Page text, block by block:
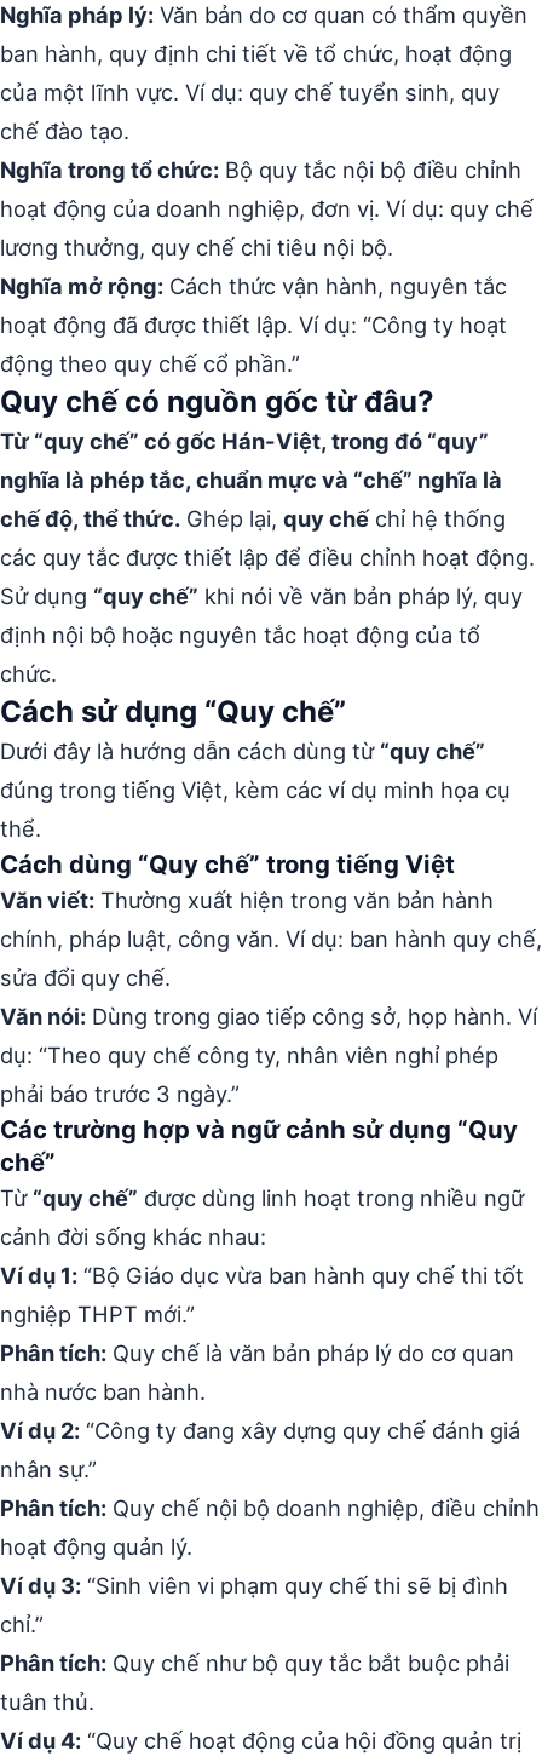
Nghĩa pháp lý: Văn bản do cơ quan có thẩm quyền
ban hành, quy định chi tiết về tổ chức, hoạt động
của một lĩnh vực. Ví dụ: quy chế tuyển sinh, quy
chế đào tạo.
Nghĩa trong tổ chức: Bộ quy tắc nội bộ điều chỉnh
hoạt động của doanh nghiệp, đơn vị. Ví dụ: quy chế
lương thưởng, quy chế chi tiêu nội bộ.
Nghĩa mở rộng: Cách thức vận hành, nguyên tắc
hoạt động đã được thiết lập. Ví dụ: “Công ty hoạt
động theo quy chế cổ phần.”
Quy chế có nguồn gốc từ đâu?
Từ “quy chế” có gốc Hán-Việt, trong đó “quy”
nghĩa là phép tắc, chuẩn mực và “chế” nghĩa là
chế độ, thể thức. Ghép lại, quy chếchỉ hệ thống
các quy tắc được thiết lập để điều chỉnh hoạt động.
Sử dụng “quy chế” khi nói về văn bản pháp lý, quy
định nội bộ hoặc nguyên tắc hoạt động của tổ
chức.
Cách sử dụng “Quy chế”
Dưới đây là hướng dẫn cách dùng từ “quy chế”
đúng trong tiếng Việt, kèm các ví dụ minh họa cụ
thể.
Cách dùng “Quy chế” trong tiếng Việt
Văn viết: Thường xuất hiện trong văn bản hành
chính, pháp luật, công văn. Ví dụ: ban hành quy chế,
sửa đổi quy chế.
Văn nói: Dùng trong giao tiếp công sở, họp hành. Ví
dụ: “Theo quy chế công ty, nhân viên nghỉ phép
phải báo trước 3 ngày.”
Các trường hợp và ngữ cảnh sử dụng “Quy
chế”
Từ “quy chế” được dùng linh hoạt trong nhiều ngữ
cảnh đời sống khác nhau:
Ví dụ 1: “Bộ Giáo dục vừa ban hành quy chế thi tốt
nghiệp THPT mới.”
Phân tích: Quy chế là văn bản pháp lý do cơ quan
nhà nước ban hành.
Ví dụ 2: “Công ty đang xây dựng quy chế đánh giá
nhân sự.”
Phân tích: Quy chế nội bộ doanh nghiệp, điều chỉnh
hoạt động quản lý.
Ví dụ 3: “Sinh viên vi phạm quy chế thi sẽ bị đình
chỉ.”
Phân tích: Quy chế như bộ quy tắc bắt buộc phải
tuân thủ.
Ví dụ 4: “Quy chế hoạt động của hội đồng quản trị